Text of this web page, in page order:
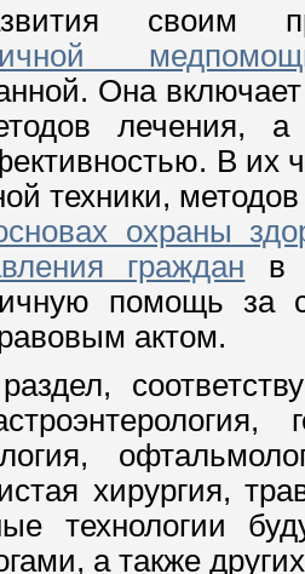
Она
лечения,
В их
техники,
охраны
граждан в
помощь за
актом.
хирургия,
технологии
а также